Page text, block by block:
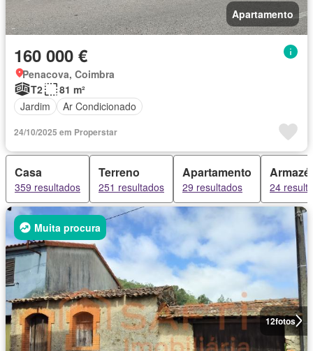
Apartamento
160 000 €
Penacova, Coimbra
T2
81 m²
Jardim
Ar Condicionado
24/10/2025 em Properstar
Casa
359 resultados
Terreno
251 resultados
Apartamento
29 resultados 24
12fotos
Muita procura